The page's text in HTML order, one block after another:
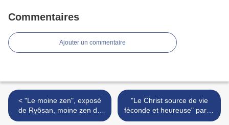
Commentaires
Ajouter un commentaire
< "Le moine zen", exposé
de Ryôsan, moine zen du
Ryutaku-ji (Japon), en
"Le Christ source de vie
féconde et heureuse" par fr.
Étienne, abbé de St-Benoît